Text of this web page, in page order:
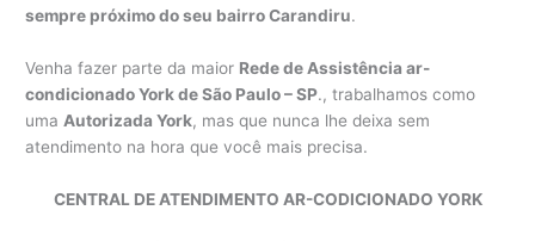
sempre próximo do seu bairro Carandiru.
Venha fazer parte da maior Rede de Assistência ar-
condicionado York de São Paulo – SP., trabalhamos como
umaAutorizada York, mas que nunca lhe deixa sem
atendimento na hora que você mais precisa.
CENTRAL DE ATENDIMENTO AR-CODICIONADO YORK